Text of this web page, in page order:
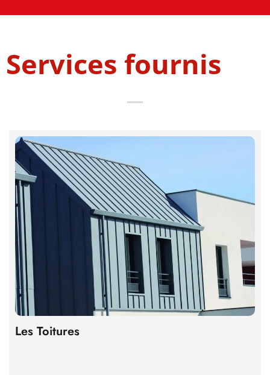
Services fournis
Les Toitures